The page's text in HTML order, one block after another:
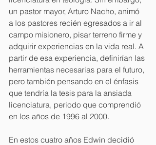
un pastor mayor, Arturo Nacho, animó
a los pastores recién egresados a ir al
campo misionero, pisar terreno firme y
adquirir experiencias en la vida real. A
partir de esa experiencia, definirían las
herramientas necesarias para el futuro,
pero también pensando en el énfasis
que tendría la tesis para la ansiada
licenciatura, periodo que comprendió
en los años de 1996 al 2000.
En estos cuatro años Edwin decidió